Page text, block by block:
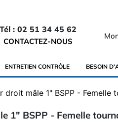
Tél : 02 51 34 45 62
CONTACTEZ-NOUS
ENTRETIEN CONTRÔLE BESOIN
droit mâle 1" BSPP - Femelle
1" BSPP - Femelle